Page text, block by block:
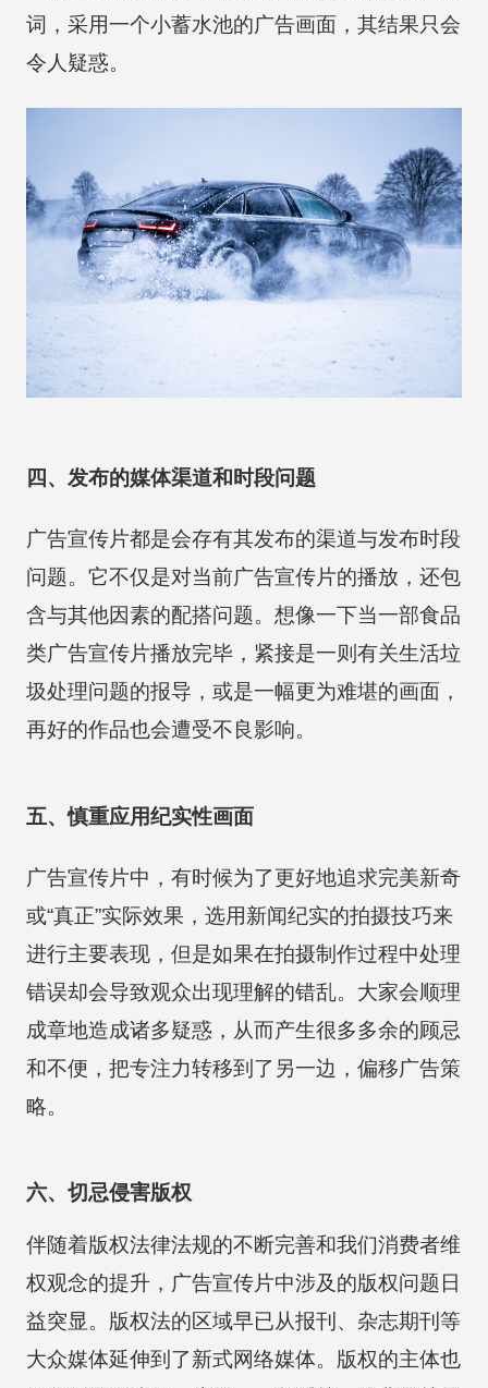
词，采用一个小蓄水池的广告画面，其结果只会
令人疑惑。
四、发布的媒体渠道和时段问题
广告宣传片都是会存有其发布的渠道与发布时段
问题。它不仅是对当前广告宣传片的播放，还包
含与其他因素的配搭问题。想像一下当一部食品
类广告宣传片播放完毕，紧接是一则有关生活垃
圾处理问题的报导，或是一幅更为难堪的画面，
再好的作品也会遭受不良影响。
五、慎重应用纪实性画面
广告宣传片中，有时候为了更好地追求完美新奇
或“真正”实际效果，选用新闻纪实的拍摄技巧来
进行主要表现，但是如果在拍摄制作过程中处理
错误却会导致观众出现理解的错乱。大家会顺理
成章地造成诸多疑惑，从而产生很多多余的顾忌
和不便，把专注力转移到了另一边，偏移广告策
略。
六、切忌侵害版权
伴随着版权法律法规的不断完善和我们消费者维
权观念的提升，广告宣传片中涉及的版权问题日
益突显。版权法的区域早已从报刊、杂志期刊等
大众媒体延伸到了新式网络媒体。版权的主体也